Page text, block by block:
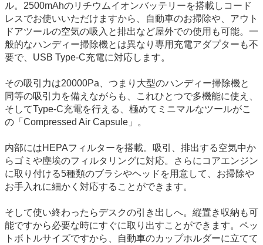
ル。2500mAhのリチウムイオンバッテリーを搭載しコード
レスでお使いいただけますから、自動車のお掃除や、アウト
ドアツールの空気の吸入と排出など屋外での使用も可能。一
般的なハンディー掃除機とは異なり専用充電アダプターも不
要で、USB Type-C充電に対応します。
その吸引力は20000Pa、つまり大型のハンディー掃除機と
同等の吸引力を備えながらも、これひとつで多機能に使え、
そしてType-C充電を行える、極めてミニマルなツールがこ
の「Compressed Air Capsule」。
内部にはHEPAフィルターを搭載。吸引、排出する空気中か
らゴミや塵埃のフィルタリングに対応。さらにコアエンジン
に取り付ける5種類のブラシやヘッドを用意して、お掃除や
お手入れに細かく対応することができます。
そして使い終わったらデスクの引き出しへ。縦置き収納も可
能ですから必要な時にすぐに取り出すことができます。ペッ
トボトルサイズですから、自動車のカップホルダーに立てて